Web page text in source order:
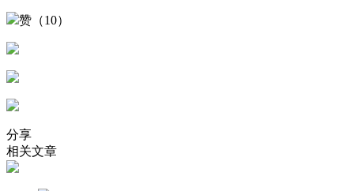
赞（10）
分享
相关文章